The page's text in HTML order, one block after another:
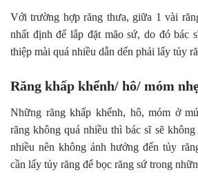
Với trường hợp răng thưa, giữa 1 vài
nhất định để lắp đặt mão sứ, do đó bác
thiệp mài quá nhiều dẫn dến phải lấy tủy
Răng khấp khểnh/ hô/ móm
Những răng khấp khểnh, hô, móm ở
răng không quá nhiều thì bác sĩ sẽ
nhiều nên không ảnh hưởng đến tủy
cần lấy tủy răng để bọc răng sứ trong